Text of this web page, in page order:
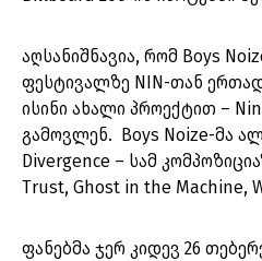
აღსანიშნავია, რომ Boys
ფესტივალზე NIN-თან
ისინი ახალი პროექტით –
გამოვლენ. Boys Noize-მა
Divergence – სამ
Trust, Ghost in the Machine,
ფანებმა ჯერ კიდევ 26